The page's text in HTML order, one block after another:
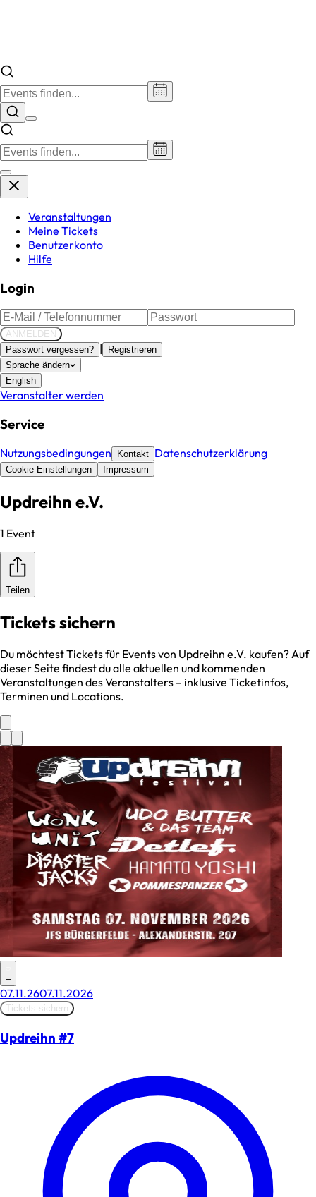
Veranstaltungen
Meine Tickets
Benutzerkonto
Hilfe
Login
ANMELDEN
Passwort vergessen? |
Registrieren
Sprache ändern
English
Veranstalter werden
Service
Nutzungsbedingungen Kontakt Datenschutzerklärung
Cookie Einstellungen Impressum
Updreihn e.V.
1 Event
Teilen
Tickets sichern
Du möchtest Tickets für Events von Updreihn e.V. kaufen? Auf
dieser Seite findest du alle aktuellen und kommenden
Veranstaltungen des Veranstalters – inklusive Ticketinfos,
Terminen und Locations.
–
07.11.2607.11.2026
Tickets sichern
Updreihn #7